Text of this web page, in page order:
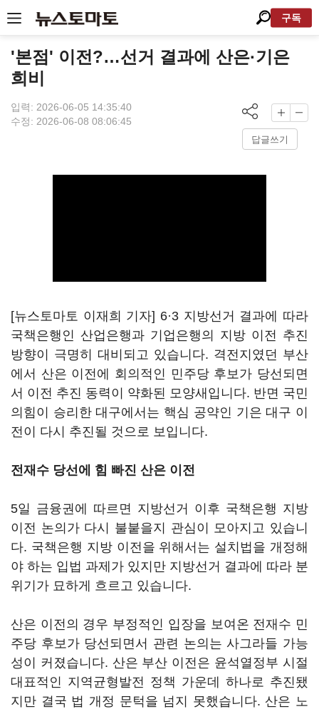
구독
'본점' 이전?…선거 결과에 산은·기은
희비
입력: 2026-06-05 14:35:40
수정: 2026-06-08 08:06:45
답글쓰기
[뉴스토마토 이재희 기자] 6·3 지방선거 결과에 따라
국책은행인 산업은행과 기업은행의 지방 이전 추진
방향이 극명히 대비되고 있습니다. 격전지였던 부산
에서 산은 이전에 회의적인 민주당 후보가 당선되면
서 이전 추진 동력이 약화된 모양새입니다. 반면 국민
의힘이 승리한 대구에서는 핵심 공약인 기은 대구 이
전이 다시 추진될 것으로 보입니다.
전재수 당선에 힘 빠진 산은 이전
5일 금융권에 따르면 지방선거 이후 국책은행 지방
이전 논의가 다시 불붙을지 관심이 모아지고 있습니
다. 국책은행 지방 이전을 위해서는 설치법을 개정해
야 하는 입법 과제가 있지만 지방선거 결과에 따라 분
위기가 묘하게 흐르고 있습니다.
산은 이전의 경우 부정적인 입장을 보여온 전재수 민
주당 후보가 당선되면서 관련 논의는 사그라들 가능
성이 커졌습니다. 산은 부산 이전은 윤석열정부 시절
대표적인 지역균형발전 정책 가운데 하나로 추진됐
지만 결국 법 개정 문턱을 넘지 못했습니다. 산은 노